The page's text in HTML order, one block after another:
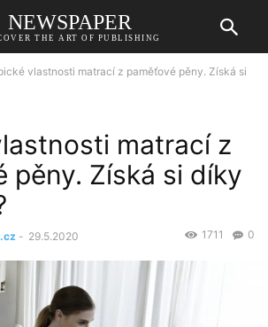
NEWSPAPER
THE ART OF PUBLISHING
vlastnosti matrací z paměťové pěny. Získá si
matrací z
pěny. Získá si díky
- 29.5.2020 0
1711